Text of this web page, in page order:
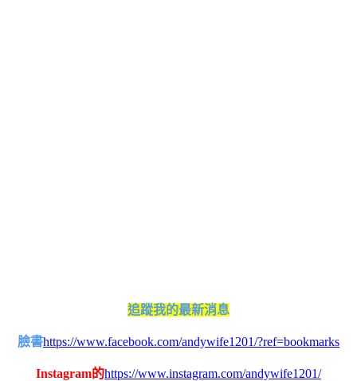
追蹤我的最新消息
臉書https://www.facebook.com/andywife1201/?ref=bookmarks
Instagram的https://www.instagram.com/andywife1201/